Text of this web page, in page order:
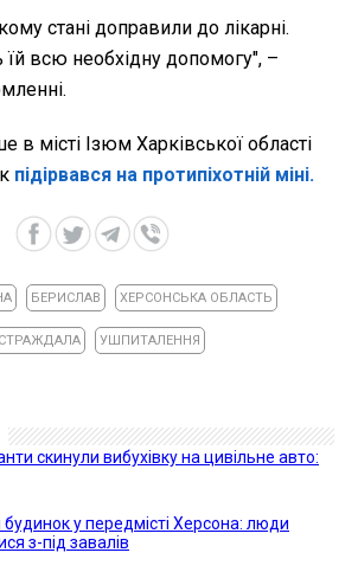
стані доправили до лікарні.
всю необхідну допомогу", –
в місті Ізюм Харківської області
підірвався на протипіхотній міні.
БЕРИСЛАВ ХЕРСОНСЬКА ОБЛАСТЬ
УШПИТАЛЕННЯ
скинули вибухівку на цивільне авто:
будинок у передмісті Херсона: люди
з-під завалів